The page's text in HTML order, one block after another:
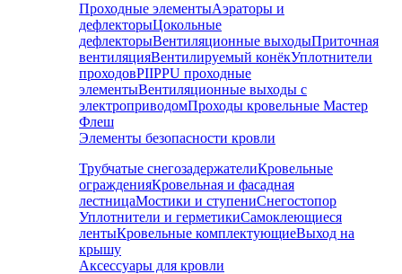
Проходные элементыАэраторы и
дефлекторыЦокольные
дефлекторыВентиляционные выходыПриточная
вентиляцияВентилируемый конёкУплотнители
проходовPIIPPU проходные
элементыВентиляционные выходы с
электроприводомПроходы кровельные Мастер
Флеш
Элементы безопасности кровли
Трубчатые снегозадержателиКровельные
огражденияКровельная и фасадная
лестницаМостики и ступениСнегостопор
Уплотнители и герметикиСамоклеющиеся
лентыКровельные комплектующиеВыход на
крышу
Аксессуары для кровли